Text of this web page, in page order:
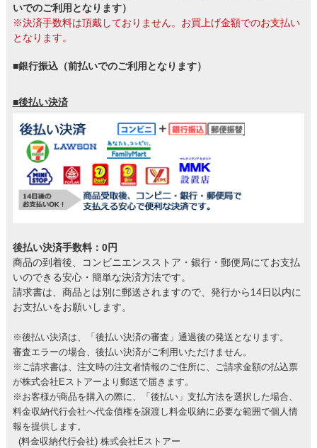
いでのご利用となります）
※決済手数料は頂戴しておりません。お買上げ金額でのお支払い
となります。
■銀行振込（前払いでのご利用となります）
■後払い決済
後払い決済手数料：0円
商品の到着後、コンビニエンスストア・銀行・郵便局にてお支払
いのできる安心・簡単な決済方法です。
請求書は、商品とは別に郵送されますので、発行から14日以内に
お支払いをお願いします。
※後払い決済は、「後払い決済の審査」通過後の発送となります。
審査エラーの場合、後払い決済がご利用いただけません。
※ご請求書は、注文時の注文者情報のご住所に、ご請求金額の払込票
が株式会社Eストアーより郵送で届きます。
※お客様が商品を購入の際に、「後払い」支払方法を選択した場合、
料金収納代行会社へ代金債権を譲渡し料金収納に必要な範囲で個人情
報を提供します。
(料金収納代行会社) 株式会社Eストアー